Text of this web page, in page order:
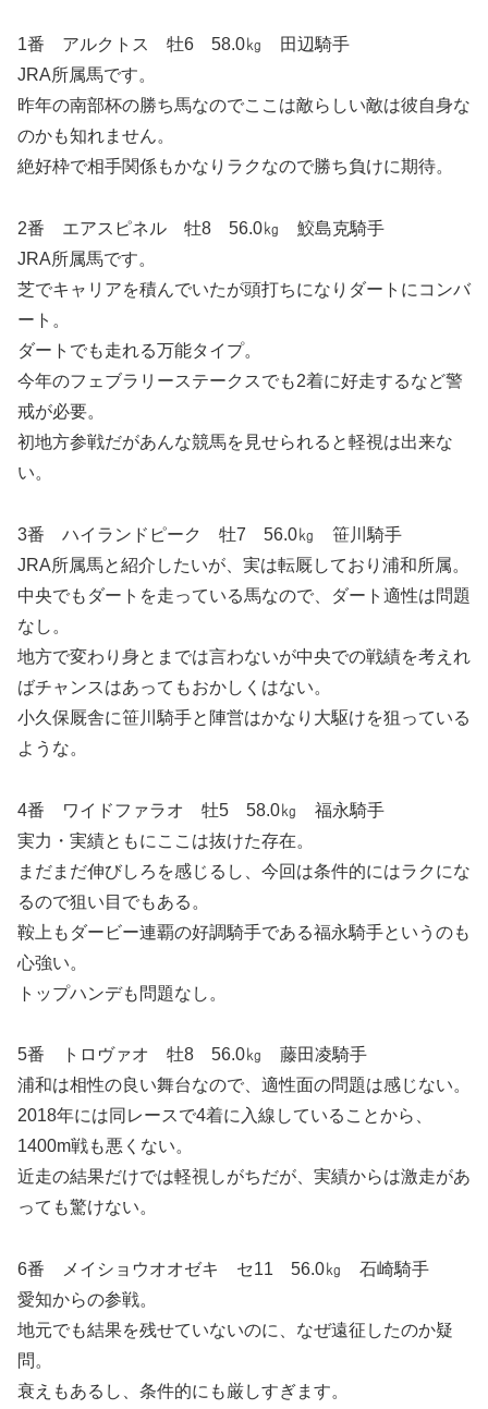
1番 アルクトス 牡6 58.0㎏ 田辺騎手
JRA所属馬です。
昨年の南部杯の勝ち馬なのでここは敵らしい敵は彼自身な
のかも知れません。
絶好枠で相手関係もかなりラクなので勝ち負けに期待。
2番 エアスピネル 牡8 56.0㎏ 鮫島克騎手
JRA所属馬です。
芝でキャリアを積んでいたが頭打ちになりダートにコンバ
ート。
ダートでも走れる万能タイプ。
今年のフェブラリーステークスでも2着に好走するなど警
戒が必要。
初地方参戦だがあんな競馬を見せられると軽視は出来な
い。
3番 ハイランドピーク 牡7 56.0㎏ 笹川騎手
JRA所属馬と紹介したいが、実は転厩しており浦和所属。
中央でもダートを走っている馬なので、ダート適性は問題
なし。
地方で変わり身とまでは言わないが中央での戦績を考えれ
ばチャンスはあってもおかしくはない。
小久保厩舎に笹川騎手と陣営はかなり大駆けを狙っている
ような。
4番 ワイドファラオ 牡5 58.0㎏ 福永騎手
実力・実績ともにここは抜けた存在。
まだまだ伸びしろを感じるし、今回は条件的にはラクにな
るので狙い目でもある。
鞍上もダービー連覇の好調騎手である福永騎手というのも
心強い。
トップハンデも問題なし。
5番 トロヴァオ 牡8 56.0㎏ 藤田凌騎手
浦和は相性の良い舞台なので、適性面の問題は感じない。
2018年には同レースで4着に入線していることから、
1400m戦も悪くない。
近走の結果だけでは軽視しがちだが、実績からは激走があ
っても驚けない。
6番 メイショウオオゼキ セ11 56.0㎏ 石崎騎手
愛知からの参戦。
地元でも結果を残せていないのに、なぜ遠征したのか疑
問。
衰えもあるし、条件的にも厳しすぎます。